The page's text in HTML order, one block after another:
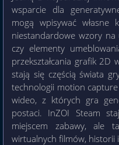
wsparcie dla
mogą wpisywać własne
niestandardowe wzory
czy elementy
przekształcania grafik 2D
stają się częścią świata
technologii motion capture
wideo, z których gra
postaci. InZOI Steam
miejscem zabawy, ale
wirtualnych filmów, historii